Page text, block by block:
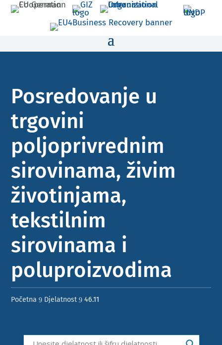
Posredovanje u
trgovini
poljoprivrednim
sirovinama, živim
životinjama,
tekstilnim
sirovinama i
poluproizvodima
Početna 9 Djelatnost 9 46.11